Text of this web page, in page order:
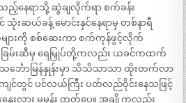
သည့်နေရာသို့ ဆွဲချလိုက်ရာ စက်ခန်း
သုံးဆယ်ခန့် မောင်းနှင်နေရာမှ တစ်နာရီ
ျားကို စစ်ဆေးကာ စက်ကုန်ဖွင့်လိုက်
ခြမ်းဆီမှ ရေမြှုပ်တို့ကလည်း ယခင်ကထက်
ဘောမြန်နှုန်းမှာ သိသိသာသာ ထိုးတက်လာ
င်တွင် ပင်လယ်ကြီး ပတ်လည်ဝိုင်းနေသဖြင့်
နှေးလား မမှန်း တတ်ပေ။ အချို့ကလည်း